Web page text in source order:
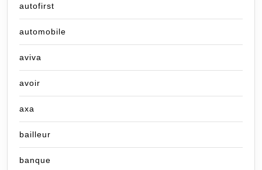
autofirst
automobile
aviva
avoir
axa
bailleur
banque